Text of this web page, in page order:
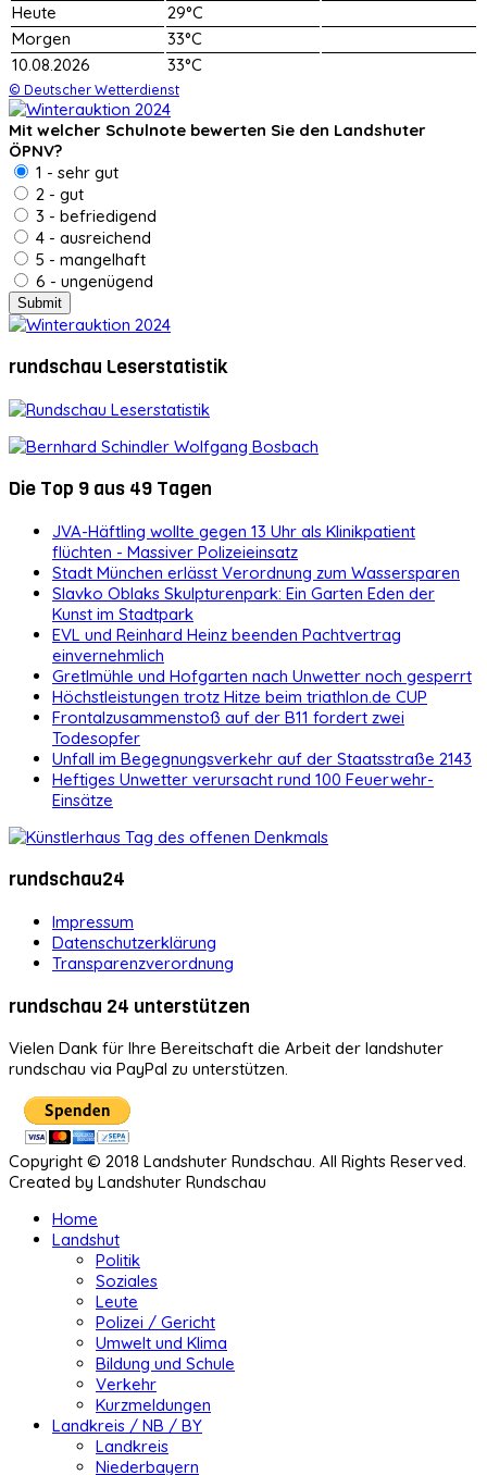
Heute
29°C
Morgen
33°C
10.08.2026
33°C
© Deutscher Wetterdienst
Mit welcher Schulnote bewerten Sie den Landshuter
ÖPNV?
1 - sehr gut
2 - gut
3 - befriedigend
4 - ausreichend
5 - mangelhaft
6 - ungenügend
rundschau Leserstatistik
Die Top 9 aus 49 Tagen
JVA-Häftling wollte gegen 13 Uhr als Klinikpatient
flüchten - Massiver Polizeieinsatz
Stadt München erlässt Verordnung zum Wassersparen
Slavko Oblaks Skulpturenpark: Ein Garten Eden der
Kunst im Stadtpark
EVL und Reinhard Heinz beenden Pachtvertrag
einvernehmlich
Gretlmühle und Hofgarten nach Unwetter noch gesperrt
Höchstleistungen trotz Hitze beim triathlon.de CUP
Frontalzusammenstoß auf der B11 fordert zwei
Todesopfer
Unfall im Begegnungsverkehr auf der Staatsstraße 2143
Heftiges Unwetter verursacht rund 100 Feuerwehr-
Einsätze
rundschau24
Impressum
Datenschutzerklärung
Transparenzverordnung
rundschau 24 unterstützen
Vielen Dank für Ihre Bereitschaft die Arbeit der landshuter
rundschau via PayPal zu unterstützen.
Copyright © 2018 Landshuter Rundschau. All Rights Reserved.
Created by Landshuter Rundschau
Home
Landshut
Politik
Soziales
Leute
Polizei / Gericht
Umwelt und Klima
Bildung und Schule
Verkehr
Kurzmeldungen
Landkreis / NB / BY
Landkreis
Niederbayern